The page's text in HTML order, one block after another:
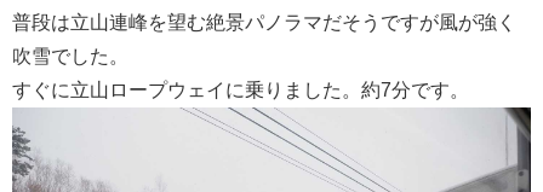
普段は立山連峰を望む絶景パノラマだそうですが風が強く
吹雪でした。
すぐに立山ロープウェイに乗りました。約7分です。